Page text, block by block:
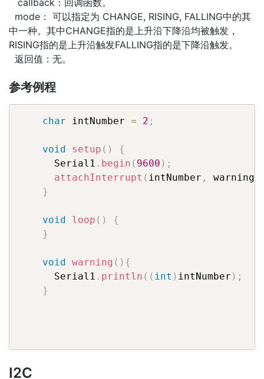
callback：回调函数。
mode： 可以指定为 CHANGE, RISING, FALLING中的其
中一种。其中CHANGE指的是上升沿下降沿均被触发，
RISING指的是上升沿触发FALLING指的是下降沿触发。
返回值：无。
参考例程
char intNumber = 2 ;
void setup ( )
{
      Serial1
. begin ( 9600 ) ;
attachInterrupt ( intNumber , warning
}
void loop ( )
{
}
void warning ( ) {
      Serial1
. println ( ( int ) intNumber ) ;
}
I2C